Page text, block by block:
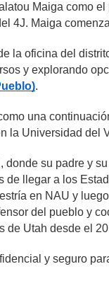
Maiga como
4J. Maiga
la oficina del
.
una
la Universidad del
su padre y
llegar a los
en NAU y
del pueblo y
de Utah desde el
y seguro